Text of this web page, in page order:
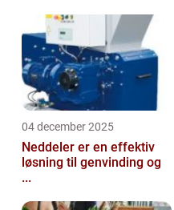
04 december 2025
Neddeler er en effektiv
løsning til genvinding og
...